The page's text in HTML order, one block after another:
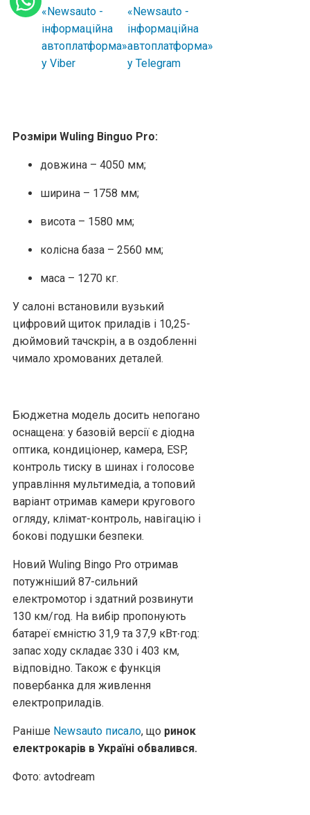
Розміри Wuling Binguo Pro:
довжина – 4050 мм;
ширина – 1758 мм;
висота – 1580 мм;
колісна база – 2560 мм;
маса – 1270 кг.
У салоні встановили вузький
цифровий щиток приладів і 10,25-
дюймовий тачскрін, а в оздобленні
чимало хромованих деталей.
Бюджетна модель досить непогано
оснащена: у базовій версії є діодна
оптика, кондиціонер, камера, ESP,
контроль тиску в шинах і голосове
управління мультимедіа, а топовий
варіант отримав камери кругового
огляду, клімат-контроль, навігацію і
бокові подушки безпеки.
Новий Wuling Bingo Pro отримав
потужніший 87-сильний
електромотор і здатний розвинути
130 км/год. На вибір пропонують
батареї ємністю 31,9 та 37,9 кВт∙год:
запас ходу складає 330 і 403 км,
відповідно. Також є функція
повербанка для живлення
електроприладів.
Раніше Newsauto писало, що ринок
електрокарів в Україні обвалився.
Фото: avtodream